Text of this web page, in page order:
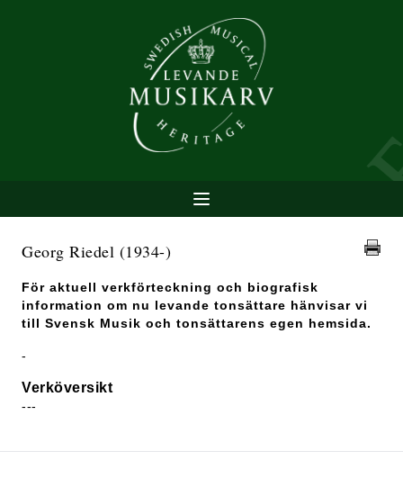
Georg Riedel (1934-)
För aktuell verkförteckning och biografisk
information om nu levande tonsättare hänvisar vi
till Svensk Musik och tonsättarens egen hemsida.
-
Verköversikt
---